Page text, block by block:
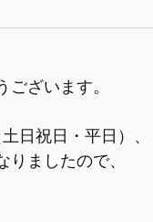
ざいます。
日祝日・平日）、
ましたので、